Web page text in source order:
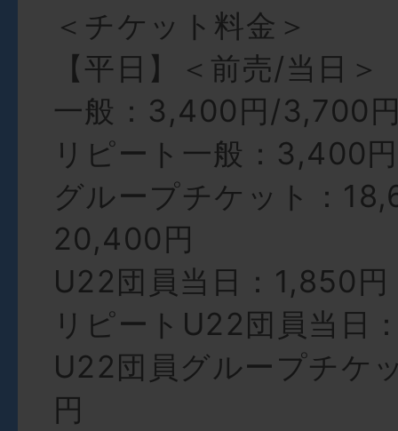
＜チケット料金＞
【平日】＜前売/当日＞
一般：3,400円/3,700
リピート一般：3,400
グループチケット：
20,400円
U22団員当日：1,850円
リピートU22団員当日
U22団員グループチケ
円